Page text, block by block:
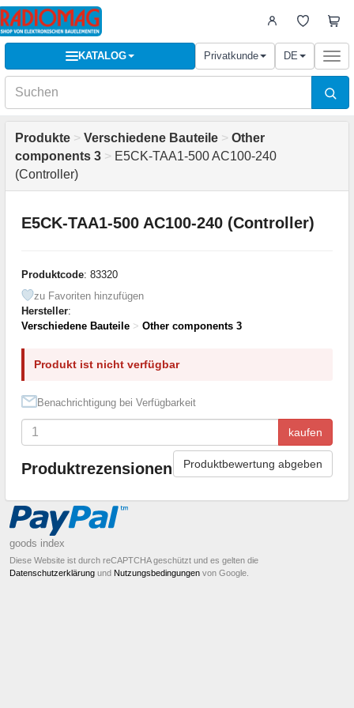
KATALOG Privatkunde DE
Produkte > Verschiedene Bauteile > Other
components 3 > E5CK-TAA1-500 AC100-240
(Controller)
E5CK-TAA1-500 AC100-240 (Controller)
Produktcode: 83320
zu Favoriten hinzufügen
Hersteller:
Verschiedene Bauteile > Other components 3
Produkt ist nicht verfügbar
Benachrichtigung bei Verfügbarkeit
kaufen
Produktrezensionen Produktbewertung abgeben
goods index
Diese Website ist durch reCAPTCHA geschützt und es gelten die
Datenschutzerklärung und Nutzungsbedingungen von Google.